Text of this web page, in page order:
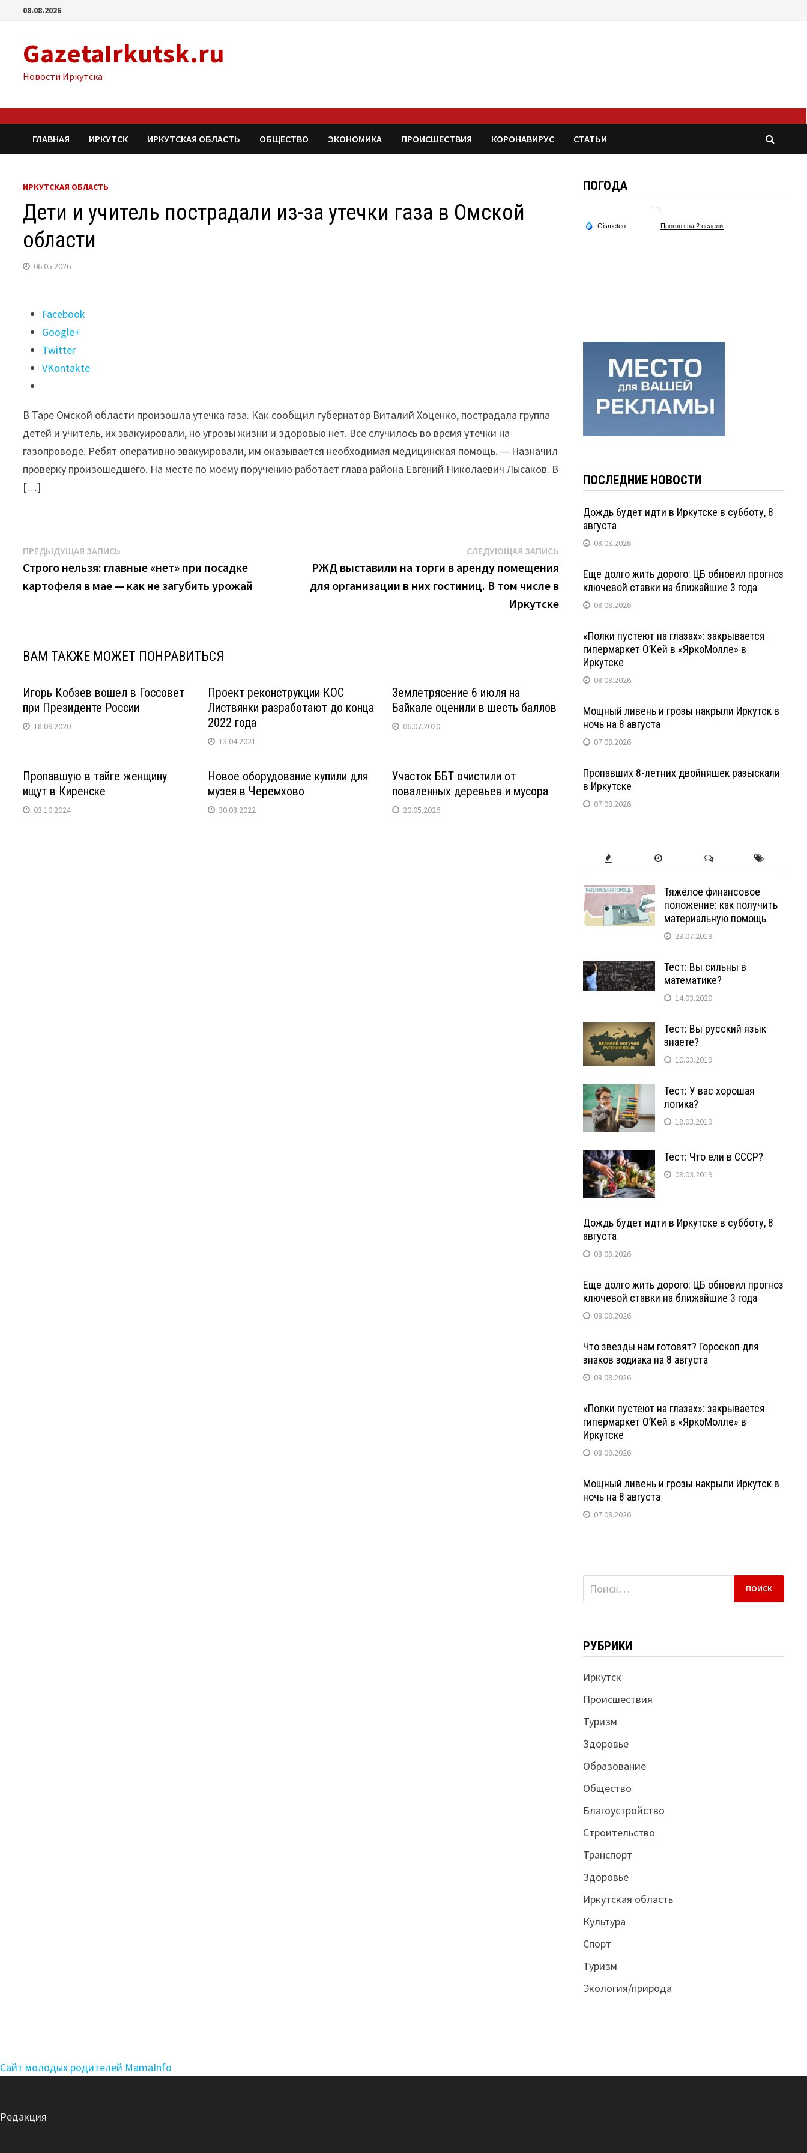
Перейти08.08.2026
GazetaIrkutsk.ru
Новости Иркутска
ГЛАВНАЯ ИРКУТСК ИРКУТСКАЯ ОБЛАСТЬ ОБЩЕСТВО ЭКОНОМИКА ПРОИСШЕСТВИЯ КОРОНАВИРУС СТАТЬИ
ИРКУТСКАЯ ОБЛАСТЬ
Дети и учитель пострадали из-за утечки газа в Омской
области
06.05.2026
Поделиться
"Дети
учитель
пострадали
за
утечки
газа
в
Омской
Facebook
Google+
Twitter
VKontakte
В Таре Омской области произошла утечка газа. Как сообщил губернатор Виталий Хоценко, пострадала группа
детей и учитель, их эвакуировали, но угрозы жизни и здоровью нет. Все случилось во время утечки на
газопроводе. Ребят оперативно эвакуировали, им оказывается необходимая медицинская помощь. — Назначил
проверку произошедшего. На месте по моему поручению работает глава района Евгений Николаевич Лысаков. В
[…]
Навигация
по
записям
ПРЕДЫДУЩАЯ ЗАПИСЬ
запись:
Строго нельзя: главные «нет» при посадке
картофеля в мае — как не загубить урожай
СЛЕДУЮЩАЯ ЗАПИСЬСледующая
запись:
РЖД выставили на торги в аренду помещения
для организации в них гостиниц. В том числе в
Иркутске
ВАМ ТАКЖЕ МОЖЕТ ПОНРАВИТЬСЯ
Игорь Кобзев вошел в Госсовет
при Президенте России
18.09.2020
Проект реконструкции КОС
Листвянки разработают до конца
2022 года
13.04.2021
Землетрясение 6 июля на
Байкале оценили в шесть баллов
06.07.2020
Пропавшую в тайге женщину
ищут в Киренске
03.10.2024
Новое оборудование купили для
музея в Черемхово
30.08.2022
Участок ББТ очистили от
поваленных деревьев и мусора
20.05.2026
ПОГОДА
ПОСЛЕДНИЕ НОВОСТИ
Дождь будет идти в Иркутске в субботу, 8
августа
08.08.2026
Еще долго жить дорого: ЦБ обновил прогноз
ключевой ставки на ближайшие 3 года
08.08.2026
«Полки пустеют на глазах»: закрывается
гипермаркет О’Кей в «ЯркоМолле» в
Иркутске
08.08.2026
Мощный ливень и грозы накрыли Иркутск в
ночь на 8 августа
07.08.2026
Пропавших 8-летних двойняшек разыскали
в Иркутске
07.08.2026
Тяжёлое финансовое
положение: как получить
материальную помощь
23.07.2019
Тест: Вы сильны в
математике?
14.03.2020
Тест: Вы русский язык
знаете?
10.03.2019
Тест: У вас хорошая
логика?
18.03.2019
Тест: Что ели в СССР?
08.03.2019
Дождь будет идти в Иркутске в субботу, 8
августа
08.08.2026
Еще долго жить дорого: ЦБ обновил прогноз
ключевой ставки на ближайшие 3 года
08.08.2026
Что звезды нам готовят? Гороскоп для
знаков зодиака на 8 августа
08.08.2026
«Полки пустеют на глазах»: закрывается
гипермаркет О’Кей в «ЯркоМолле» в
Иркутске
08.08.2026
Мощный ливень и грозы накрыли Иркутск в
ночь на 8 августа
07.08.2026
Найти:
РУБРИКИ
Иркутск
Происшествия
Туризм
Здоровье
Образование
Общество
Благоустройство
Строительство
Транспорт
Здоровье
Иркутская область
Культура
Спорт
Туризм
Экология/природа
Сайт молодых родителей MamaInfo
Редакция